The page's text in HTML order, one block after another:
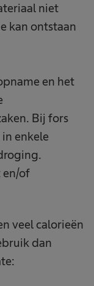
niet
kan ontstaan
en het
Bij fors
in enkele
en/of
veel calorieën
dan